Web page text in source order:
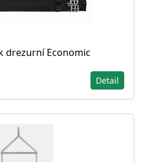
drezurní Economic
Detail